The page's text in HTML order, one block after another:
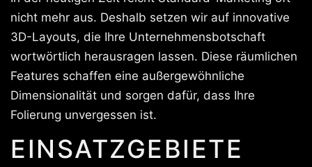
nicht mehr aus. Deshalb setzen wir auf innovative
3D-Layouts, die Ihre Unternehmensbotschaft
wortwörtlich herausragen lassen. Diese räumlichen
Features schaffen eine außergewöhnliche
Dimensionalität und sorgen dafür, dass Ihre
Folierung unvergessen ist.
EINSATZGEBIETE